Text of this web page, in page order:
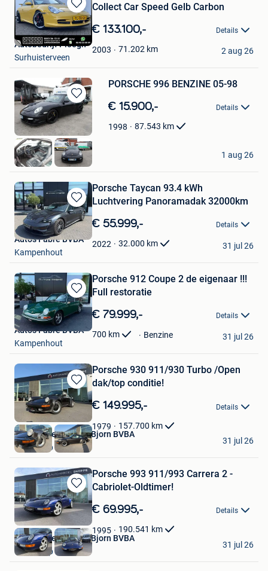
Bewaren
in
Mijn
Favorieten
Collect Car Speed Gelb Carbon
€ 133.100,- Details
2003 71.202 km
Autobedrijf Ploegh
Surhuisterveen
2 aug 26
Bewaren
in
Favorieten
PORSCHE 996 BENZINE 05-98
€ 15.900,- Details
1998 87.543 km
procar
Hooglede
1 aug 26
Bewaren
in
Mijn
Favorieten
Porsche Taycan 93.4 kWh
Luchtvering Panoramadak 32000km
€ 55.999,- Details
2022 32.000 km
Auto's Fabre BVBA
Kampenhout
31 jul 26
Bewaren
in
Mijn
Favorieten
Porsche 912 Coupe 2 de eigenaar !!!
Full restoratie
€ 79.999,- Details
700 km Benzine
Auto's Fabre BVBA
Kampenhout
31 jul 26
Bewaren
in
Mijn
Favorieten
Porsche 930 911/930 Turbo /Open
dak/top conditie!
€ 149.995,- Details
1979 157.700 km
Autohandel Sneppe Bjorn BVBA
Oostkamp
31 jul 26
Bewaren
in
Mijn
Favorieten
Porsche 993 911/993 Carrera 2 -
Cabriolet-Oldtimer!
€ 69.995,- Details
1995 190.541 km
Autohandel Sneppe Bjorn BVBA
Oostkamp
31 jul 26